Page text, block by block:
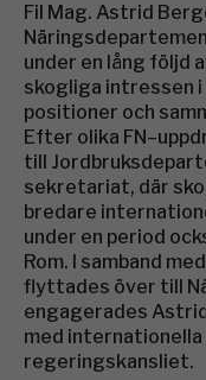
Fil Mag. Astrid
under en lång följd
skogliga intressen
positioner och
Efter olika
till
sekretariat, där
bredare
under en period
Rom. I samband
flyttades över till
engagerades
med
regeringskansliet.